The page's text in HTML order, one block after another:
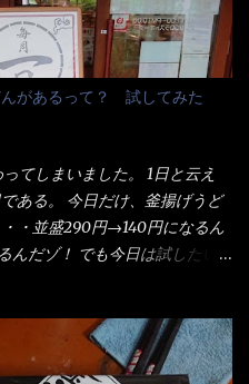
があるって？ 試してみた
てしまいました。 1日と云え
ある。 今日だけ、釜揚げうど
・並盛290円→140円になるん
だゾ！ でも今日は試したい
湯に浸かっているわけで、最
が違う！ だったら湯なんか要